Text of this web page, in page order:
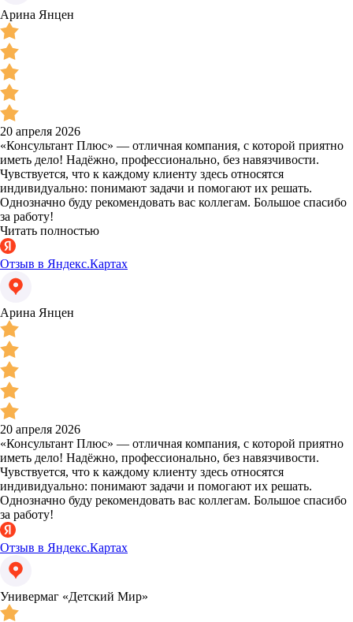
Арина Янцен
20 апреля 2026
«Консультант Плюс» — отличная компания, с которой приятно
иметь дело! Надёжно, профессионально, без навязчивости.
Чувствуется, что к каждому клиенту здесь относятся
индивидуально: понимают задачи и помогают их решать.
Однозначно буду рекомендовать вас коллегам. Большое спасибо
за работу!
Читать полностью
Отзыв в Яндекс.Картах
Арина Янцен
20 апреля 2026
«Консультант Плюс» — отличная компания, с которой приятно
иметь дело! Надёжно, профессионально, без навязчивости.
Чувствуется, что к каждому клиенту здесь относятся
индивидуально: понимают задачи и помогают их решать.
Однозначно буду рекомендовать вас коллегам. Большое спасибо
за работу!
Отзыв в Яндекс.Картах
Универмаг «Детский Мир»